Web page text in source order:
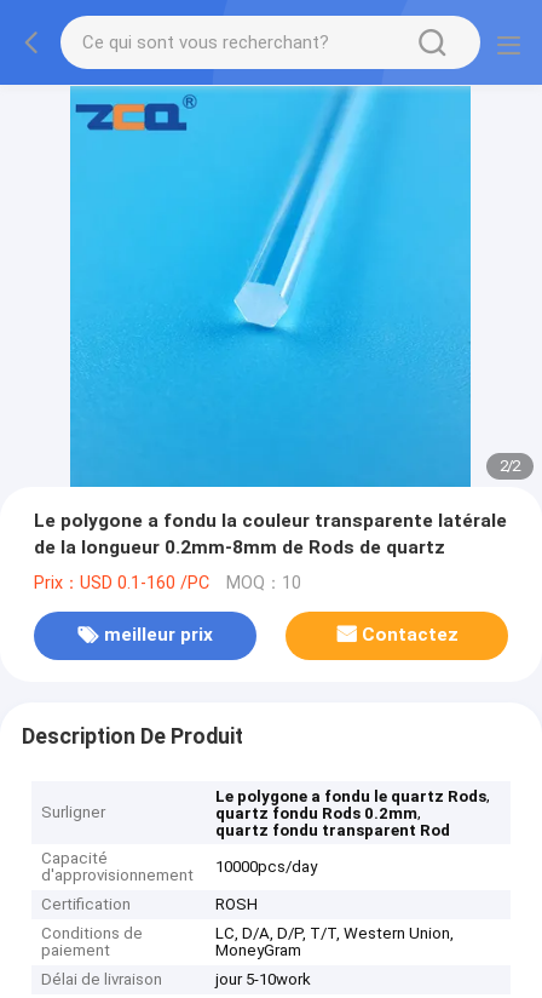
2/2
Le polygone a fondu la couleur transparente latérale
de la longueur 0.2mm-8mm de Rods de quartz
Prix：USD 0.1-160 /PC MOQ：10
meilleur prix Contactez
Description De Produit
Surligner
Le polygone a fondu le quartz Rods,
quartz fondu Rods 0.2mm,
quartz fondu transparent Rod
Capacité
d'approvisionnement
10000pcs/day
Certification
ROSH
Conditions de
paiement
LC, D/A, D/P, T/T, Western Union,
MoneyGram
Délai de livraison
jour 5-10work